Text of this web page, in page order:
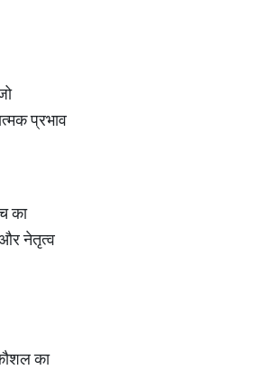
प्रभाव
का
और नेतृत्व
का